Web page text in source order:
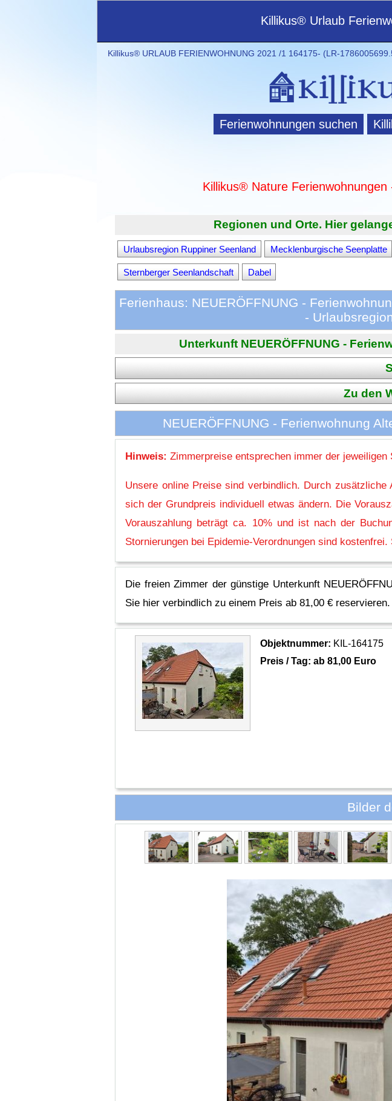
Killikus® Urlaub
Killikus® URLAUB FERIENWOHNUNG 2021 /1 164175- (LR-
Ferienwohnungen suchen
Killikus® Nature
Regionen und Orte. Hier
Urlaubsregion Ruppiner Seenland Mecklenburgische Seenplatte
Sternberger Seenlandschaft Dabel
Ferienhaus: NEUERÖFFNUNG -
-
Unterkunft NEUERÖFFNUNG -
Zu den
NEUERÖFFNUNG - Ferienwohnung
Hinweis: Zimmerpreise entsprechen immer der
Unsere online Preise sind verbindlich. Durch
sich der Grundpreis individuell etwas ändern. Die
Vorauszahlung beträgt ca. 10% und ist nach der
Stornierungen bei Epidemie-Verordnungen sind
Die freien Zimmer der günstige Unterkunft
Sie hier verbindlich zu einem Preis ab 81,00 € reservieren.
Objektnummer: KIL-164175
Preis / Tag: ab 81,00 Euro
Bilder